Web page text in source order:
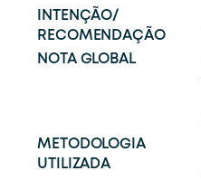
INTENÇÃO/
RECOMENDAÇÃO
NOTA GLOBAL
METODOLOGIA
UTILIZADA